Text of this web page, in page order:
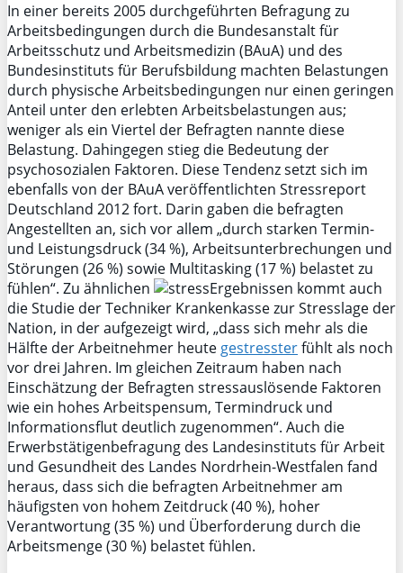
In einer bereits 2005 durchgeführten Befragung zu
Arbeitsbedingungen durch die Bundesanstalt für
Arbeitsschutz und Arbeitsmedizin (BAuA) und des
Bundesinstituts für Berufsbildung machten Belastungen
durch physische Arbeitsbedingungen nur einen geringen
Anteil unter den erlebten Arbeitsbelastungen aus;
weniger als ein Viertel der Befragten nannte diese
Belastung. Dahingegen stieg die Bedeutung der
psychosozialen Faktoren. Diese Tendenz setzt sich im
ebenfalls von der BAuA veröffentlichten Stressreport
Deutschland 2012 fort. Darin gaben die befragten
Angestellten an, sich vor allem „durch starken Termin-
und Leistungsdruck (34 %), Arbeitsunterbrechungen und
Störungen (26 %) sowie Multitasking (17 %) belastet zu
fühlen“. Zu ähnlichen
Ergebnissen kommt auch
die Studie der Techniker Krankenkasse zur Stresslage der
Nation, in der aufgezeigt wird, „dass sich mehr als die
Hälfte der Arbeitnehmer heute gestressterfühlt als noch
vor drei Jahren. Im gleichen Zeitraum haben nach
Einschätzung der Befragten stressauslösende Faktoren
wie ein hohes Arbeitspensum, Termindruck und
Informationsflut deutlich zugenommen“. Auch die
Erwerbstätigenbefragung des Landesinstituts für Arbeit
und Gesundheit des Landes Nordrhein-Westfalen fand
heraus, dass sich die befragten Arbeitnehmer am
häufigsten von hohem Zeitdruck (40 %), hoher
Verantwortung (35 %) und Überforderung durch die
Arbeitsmenge (30 %) belastet fühlen.